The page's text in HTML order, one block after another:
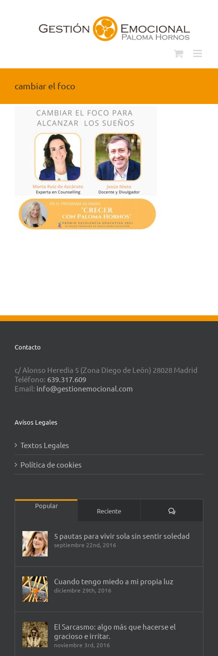
cambiar el foco
Contacto
c/ Alonso Heredia 5 (Zona Diego de León) 28028 Madrid
Teléfono: 639.317.609
Email: info@gestionemocional.com
Avisos Legales
Textos Legales
Política de cookies
Popular
Reciente Comentarios
5 pautas para vivir sola sin sentir soledad
septiembre 22nd, 2016
Cuando tengo miedo a mi propia luz
diciembre 29th, 2016
El Sarcasmo: algo más que hacerse el
gracioso e irritar.
noviembre 3rd, 2016